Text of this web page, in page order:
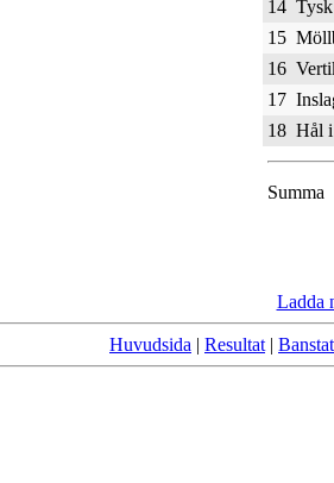
14
15
16
17
18 Hål
Summa
Ladda
Huvudsida | Resultat |